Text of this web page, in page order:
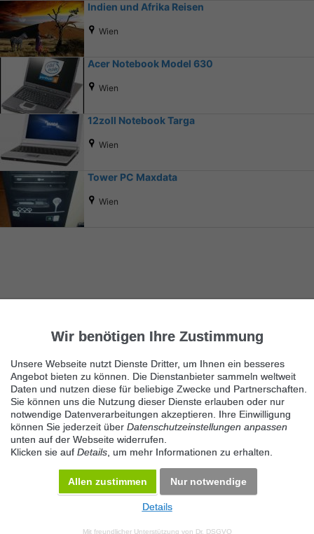
Indien und Afrika Reisen
Wien
Acer Notebook Model 630
Wien
12zoll Notebook Targa
Wien
Tower PC Maxdata
Wien
Fahrzeugmarkt
Wohnwagen, -mobile
Wohnwagen
Wohnmobile
Wir benötigen Ihre Zustimmung
Unsere Webseite nutzt Dienste Dritter, um Ihnen ein besseres
Angebot bieten zu können. Die Dienstanbieter sammeln weltweit
Daten und nutzen diese für beliebige Zwecke und Partnerschaften.
Sie können uns die Nutzung dieser Dienste erlauben oder nur
notwendige Datenverarbeitungen akzeptieren. Ihre Einwilligung
können Sie jederzeit über Datenschutzeinstellungen anpassen
unten auf der Webseite widerrufen.
Klicken sie auf Details , um mehr Informationen zu erhalten.
Allen zustimmen Nur notwendige
Details
Mit freundlicher Unterstützung von Dr. DSGVO